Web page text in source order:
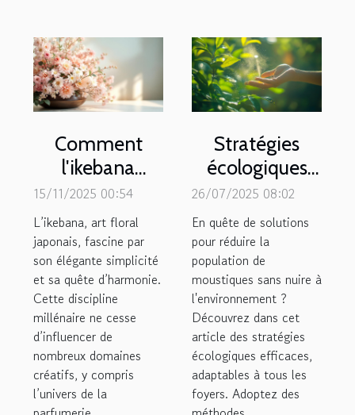
Comment
l'ikebana
inspire-t-il les
nouvelles
créations de
parfums ?
15/11/2025 00:54
L’ikebana, art floral
japonais, fascine par
son élégante simplicité
et sa quête d’harmonie.
Cette discipline
millénaire ne cesse
d’influencer de
nombreux domaines
créatifs, y compris
l’univers de la
Stratégies
écologiques
pour contrôler
la population
de moustiques
chez soi
26/07/2025 08:02
En quête de solutions
pour réduire la
population de
moustiques sans nuire à
l'environnement ?
Découvrez dans cet
article des stratégies
écologiques efficaces,
adaptables à tous les
foyers. Adoptez des